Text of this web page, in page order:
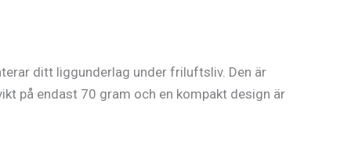
ditt liggunderlag under friluftsliv. Den är
på endast 70 gram och en kompakt design är